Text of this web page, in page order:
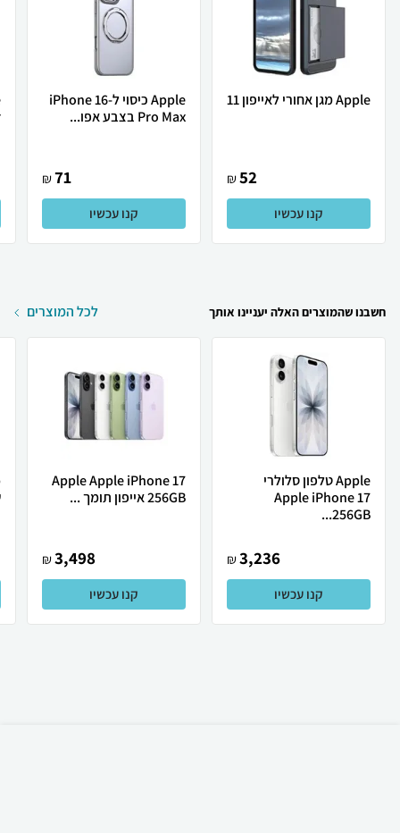
Apple מגן אחורי לאייפון 11
52
₪
קנו עכשיו
Apple כיסוי ל-iPhone 16
Pro Max בצבע אפו...
71
₪
קנו עכשיו
חשבנו שהמוצרים האלה יעניינו אותך לכל המוצרים
Apple טלפון סלולרי
Apple iPhone 17
256GB...
3,236
₪
קנו עכשיו
Apple Apple iPhone 17
256GB אייפון תומך ...
3,498
₪
קנו עכשיו